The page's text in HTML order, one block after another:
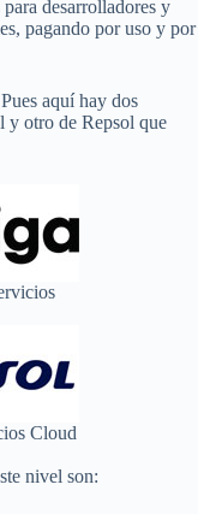
desarrolladores y
pagando por uso y por
aquí hay dos
y otro de Repsol que
Cloud
nivel son: